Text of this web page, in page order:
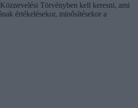
Törvényben kell keresni, ami
értékelésekor, minősítésekor a